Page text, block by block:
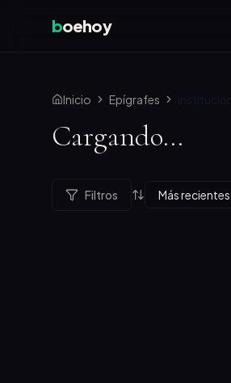
boehoy
Inicio Epígrafes
Cargando...
Filtros